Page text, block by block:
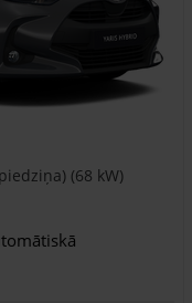
(68 kW)